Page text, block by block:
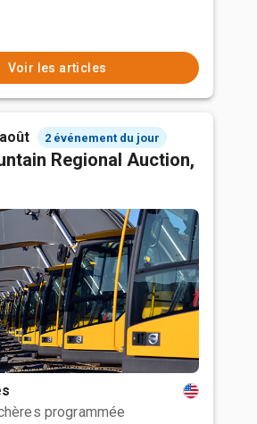
Voir les articles
2 événement du jour
Regional Auction,
programmée